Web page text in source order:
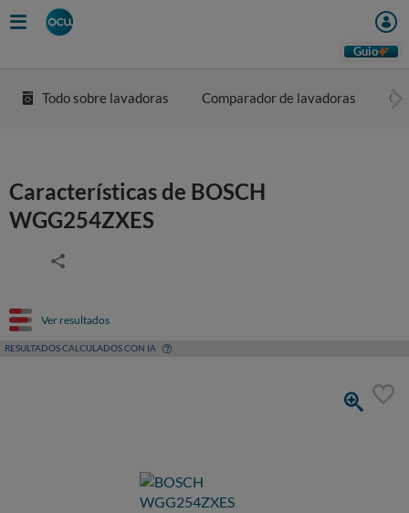
Guio
Todo sobre lavadoras Comparador de lavadoras
Características de BOSCH
WGG254ZXES
Ver resultados
RESULTADOS CALCULADOS CON IA